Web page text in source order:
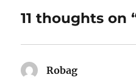
11 thoughts on
Robag